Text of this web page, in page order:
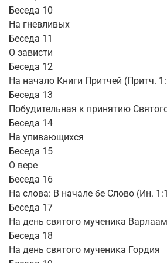
Беседа 10
На гневливых
Беседа 11
О зависти
Беседа 12
На начало Книги Притчей (Притч.
Беседа 13
Побудительная к принятию
Беседа 14
На упивающихся
Беседа 15
О вере
Беседа 16
На слова: В начале бе Слово (Ин.
Беседа 17
На день святого мученика
Беседа 18
На день святого мученика Гордия